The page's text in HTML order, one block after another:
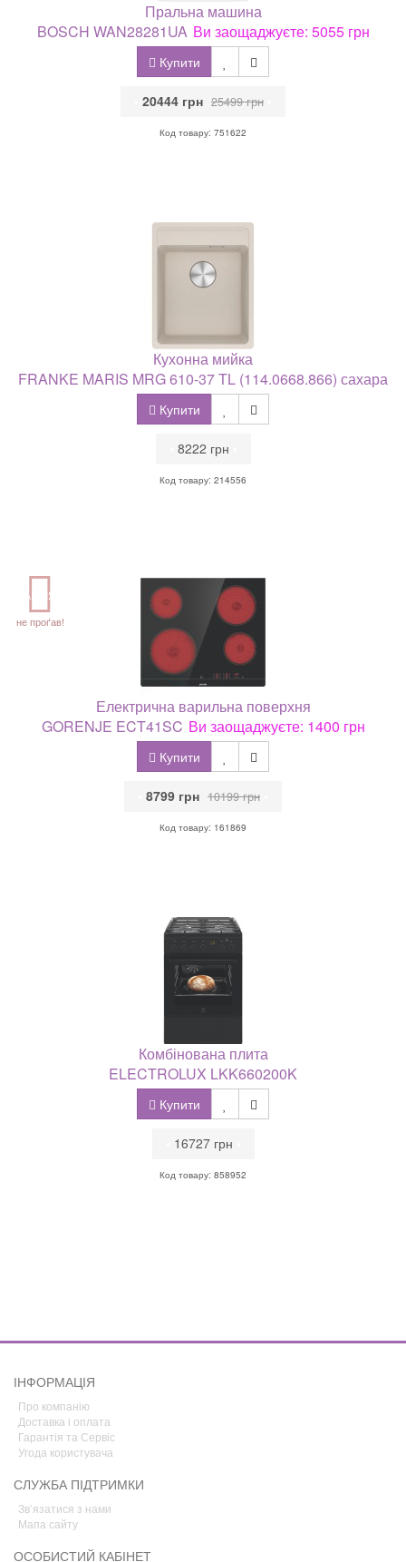
Пральна машина
BOSCH WAN28281UA Ви заощаджуєте: 5055 грн
Купити
20444 грн 25499 грн
Код товару: 751622
Кухонна мийка
FRANKE MARIS MRG 610-37 TL (114.0668.866) сахара
Купити
8222 грн
Код товару: 214556
АКЦІЯ
не проґав!
Електрична варильна поверхня
GORENJE ECT41SC Ви заощаджуєте: 1400 грн
Купити
8799 грн 10199 грн
Код товару: 161869
Комбінована плита
ELECTROLUX LKK660200K
Купити
16727 грн
Код товару: 858952
ІНФОРМАЦІЯ
Про компанію
Доставка і оплата
Гарантія та Сервіс
Угода користувача
СЛУЖБА ПІДТРИМКИ
Зв’язатися з нами
Мапа сайту
ОСОБИСТИЙ КАБІНЕТ